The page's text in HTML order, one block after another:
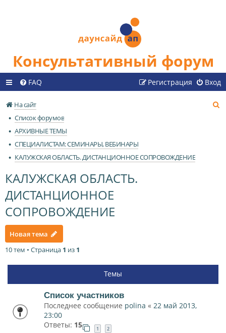
Консультативный форум
FAQ Вход
Регистрация
На сайт
Список форумов
АРХИВНЫЕ ТЕМЫ
СПЕЦИАЛИСТАМ: СЕМИНАРЫ, ВЕБИНАРЫ
КАЛУЖСКАЯ ОБЛАСТЬ. ДИСТАНЦИОННОЕ СОПРОВОЖДЕНИЕ
КАЛУЖСКАЯ ОБЛАСТЬ.
ДИСТАНЦИОННОЕ
СОПРОВОЖДЕНИЕ
Новая тема
10 тем • Страница 1 из 1
Темы
Список участников
Последнее сообщение polina « 22 май 2013,
23:00
Ответы: 15 1 2